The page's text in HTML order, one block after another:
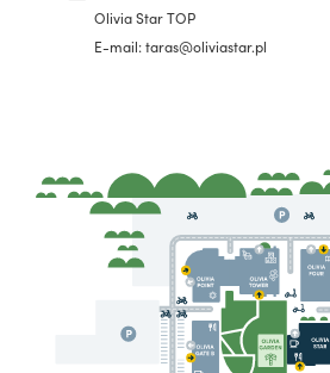
Olivia Star TOP
E-mail: taras@oliviastar.pl